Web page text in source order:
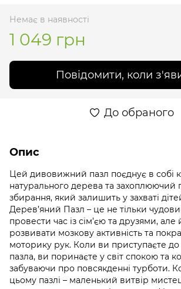
Немає в наявності
1 049 грн
Повідомити, коли
До обраного
Опис
Цей дивовижний пазл поєднує в собі
натурального дерева та захоплюючий
збирання, який залишить у захваті
Дерев’яний Пазл – це не тільки
провести час із сім’єю та друзями,
розвивати мозкову активність та
моторику рук. Коли ви приступаєте
пазла, ви поринаєте у світ спокою та
забуваючи про повсякденні турботи.
цьому пазлі – маленький витвір